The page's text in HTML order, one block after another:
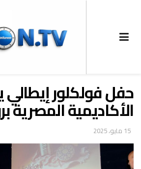
‏حفل فولكلور
الأكاديمية المصرية
15 مايو، 2025